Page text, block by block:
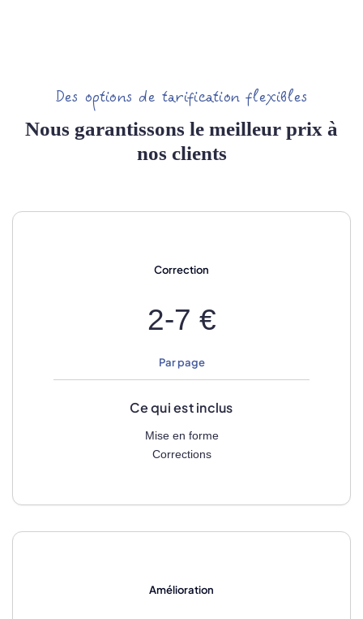
Des options de tarification flexibles
Nous garantissons le meilleur prix à
nos clients
Correction
2-7 €
Par page
Ce qui est inclus
Mise en forme
Corrections
Amélioration